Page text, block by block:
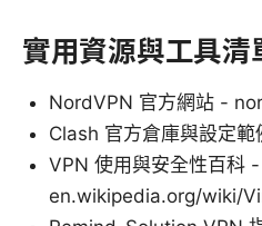
實用資源與工具清
NordVPN 官方網站 -
Clash 官方倉庫與設定
VPN 使用與安全性百科 -
en.wikipedia.org/wiki/